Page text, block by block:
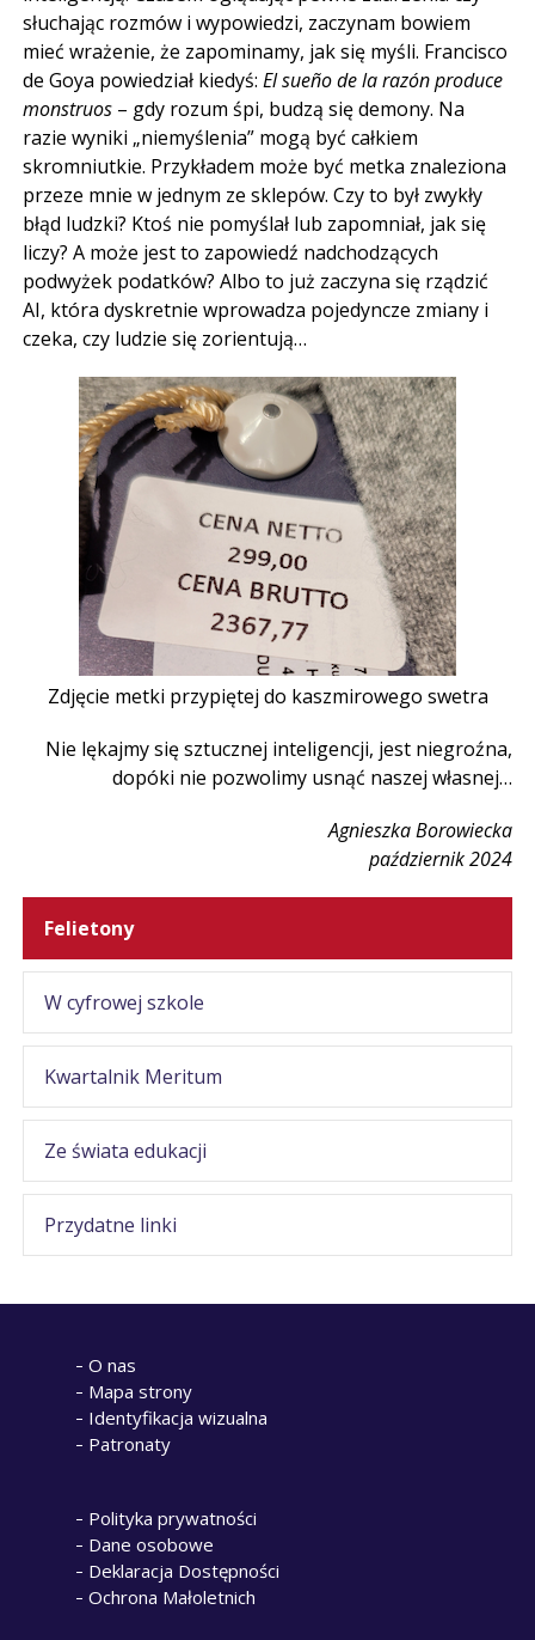
słuchając rozmów i wypowiedzi, zaczynam bowiem
mieć wrażenie, że zapominamy, jak się myśli. Francisco
de Goya powiedział kiedyś:El sueño de la razón produce
monstruos – gdy rozum śpi, budzą się demony. Na
razie wyniki „niemyślenia” mogą być całkiem
skromniutkie. Przykładem może być metka znaleziona
przeze mnie w jednym ze sklepów. Czy to był zwykły
błąd ludzki? Ktoś nie pomyślał lub zapomniał, jak się
liczy? A może jest to zapowiedź nadchodzących
podwyżek podatków? Albo to już zaczyna się rządzić
AI, która dyskretnie wprowadza pojedyncze zmiany i
czeka, czy ludzie się zorientują…
Zdjęcie metki przypiętej do kaszmirowego swetra
Nie lękajmy się sztucznej inteligencji, jest niegroźna,
dopóki nie pozwolimy usnąć naszej własnej…
Agnieszka Borowiecka
październik 2024
Felietony
W cyfrowej szkole
Kwartalnik Meritum
Ze świata edukacji
Przydatne linki
O nas
Mapa strony
Identyfikacja wizualna
Patronaty
Polityka prywatności
Dane osobowe
Deklaracja Dostępności
Ochrona Małoletnich